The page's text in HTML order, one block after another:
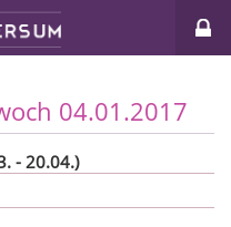
04.01.2017
- 20.04.)